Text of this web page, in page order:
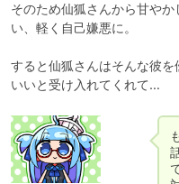
そのため仙狐さんから甘や
い、軽く自己嫌悪に。
すると仙狐さんはそんな彼
いいと受け入れてくれて…